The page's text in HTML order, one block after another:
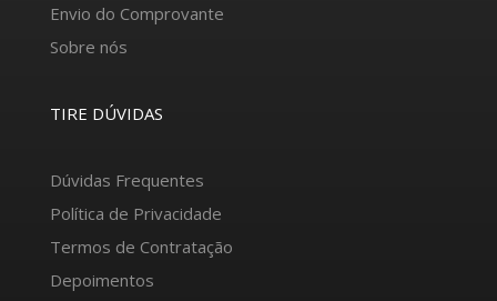
Envio do Comprovante
Sobre nós
TIRE DÚVIDAS
Dúvidas Frequentes
Política de Privacidade
Termos de Contratação
Depoimentos